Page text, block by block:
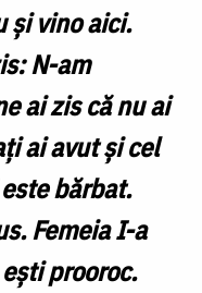
şi vino aici.
N-am
ai zis că nu ai
ai avut şi cel
bărbat.
Femeia I-a
prooroc.